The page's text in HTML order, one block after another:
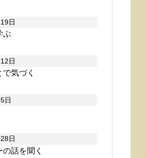
日
ぶ
日
気づく
日
日
話を聞く